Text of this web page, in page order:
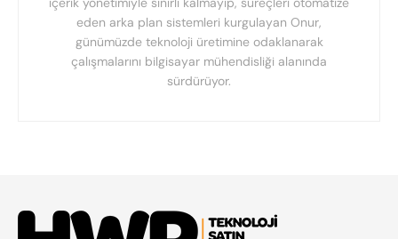
eden arka plan sistemleri kurgulayan Onur,
günümüzde teknoloji üretimine odaklanarak
çalışmalarını bilgisayar mühendisliği alanında
sürdürüyor.